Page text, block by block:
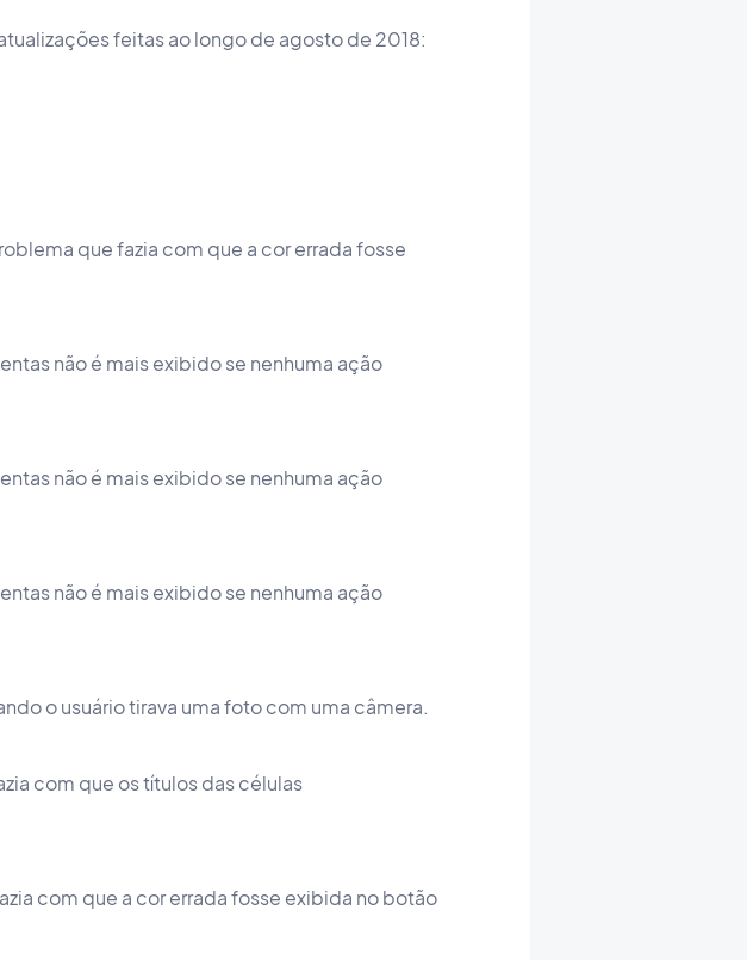
feitas ao longo de agosto de 2018:
que fazia com que a cor errada fosse
não é mais exibido se nenhuma ação
não é mais exibido se nenhuma ação
não é mais exibido se nenhuma ação
o usuário tirava uma foto com uma câmera.
com que os títulos das células
com que a cor errada fosse exibida no botão